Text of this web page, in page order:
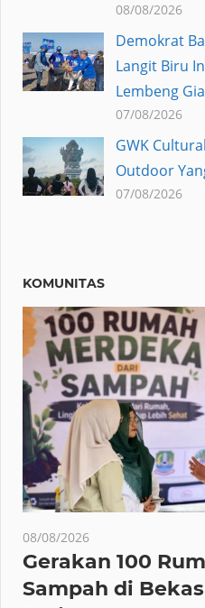
08/08/2026
Demokrat
Langit Biru
Lembeng
07/08/2026
GWK
Outdoor
07/08/2026
KOMUNITAS
08/08/2026
Gerakan 100
Sampah di